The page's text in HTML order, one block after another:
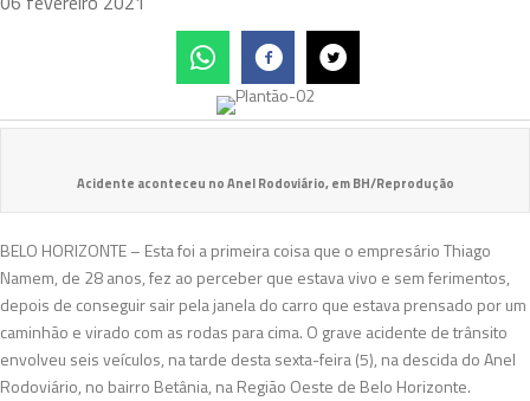
Acidente aconteceu no Anel Rodoviário, em BH/Reprodução
BELO HORIZONTE – Esta foi a primeira coisa que o empresário Thiago
Namem, de 28 anos, fez ao perceber que estava vivo e sem ferimentos,
depois de conseguir sair pela janela do carro que estava prensado por um
caminhão e virado com as rodas para cima. O grave acidente de trânsito
envolveu seis veículos, na tarde desta sexta-feira (5), na descida do Anel
Rodoviário, no bairro Betânia, na Região Oeste de Belo Horizonte.